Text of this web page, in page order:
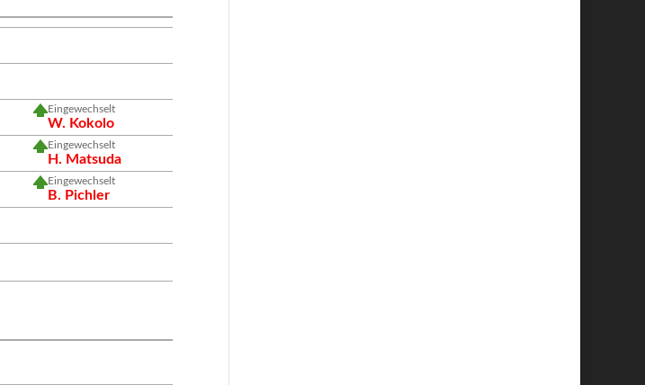
Eingewechselt
W. Kokolo
Eingewechselt
H. Matsuda
Eingewechselt
B. Pichler